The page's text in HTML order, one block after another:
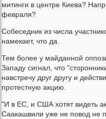
митинги в центре Киева?
февраля?
Собеседник из числа
намекает, что да.
Тем более у майданной
Западу сигнал, что
навстречу друг другу и
протестную акцию.
"И в ЕС, и США хотят видеть
Саакашвили уже не повод не